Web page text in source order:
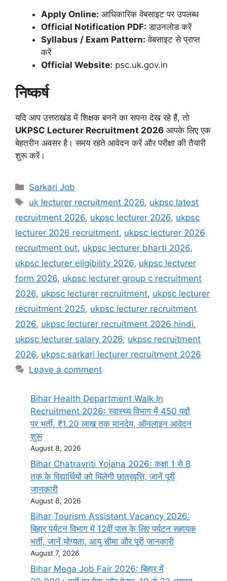
Apply Online: आधिकारिक वेबसाइट पर उपलब्ध
Official Notification PDF: डाउनलोड करें
Syllabus / Exam Pattern: वेबसाइट से प्राप्त
करें
Official Website: psc.uk.gov.in
निष्कर्ष
यदि आप उत्तराखंड में शिक्षक बनने का सपना देख रहे हैं, तो
UKPSC Lecturer Recruitment 2026 आपके लिए एक
बेहतरीन अवसर है। समय रहते आवेदन करें और परीक्षा की तैयारी
शुरू करें।
Sarkari Job
uk lecturer recruitment 2026, ukpsc latest
recruitment 2026, ukpsc lecturer 2026, ukpsc
lecturer 2026 recruitment, ukpsc lecturer 2026
recruitment out, ukpsc lecturer bharti 2026,
ukpsc lecturer eligibility 2026, ukpsc lecturer
form 2026, ukpsc lecturer group c recruitment
2026, ukpsc lecturer recruitment, ukpsc lecturer
recruitment 2025, ukpsc lecturer recruitment
2026, ukpsc lecturer recruitment 2026 hindi,
ukpsc lecturer salary 2026, ukpsc recruitment
2026, ukpsc sarkari lecturer recruitment 2026
Leave a comment
Bihar Health Department Walk In
Recruitment 2026: स्वास्थ्य विभाग में 450 पदों
पर भर्ती, ₹1.20 लाख तक मानदेय, ऑनलाइन आवेदन
शुरू
August 8, 2026
Bihar Chatravriti Yojana 2026: कक्षा 1 से 8
तक के विद्यार्थियों को मिलेगी छात्रवृत्ति, जानें पूरी
जानकारी
August 8, 2026
Bihar Tourism Assistant Vacancy 2026:
बिहार पर्यटन विभाग में 12वीं पास के लिए पर्यटन सहायक
भर्ती, जानें योग्यता, आयु सीमा और पूरी जानकारी
August 7, 2026
Bihar Mega Job Fair 2026: बिहार में